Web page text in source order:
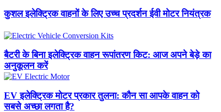
कुशल इलेक्ट्रिक वाहनों के लिए उच्च प्रदर्शन ईवी मोटर नियंत्रक
बैटरी के बिना इलेक्ट्रिक वाहन रूपांतरण किट: आज अपने बेड़े का
अनुकूलन करें
EV इलेक्ट्रिक मोटर प्रकार तुलना: कौन सा आपके वाहन को
सबसे अच्छा लगता है?